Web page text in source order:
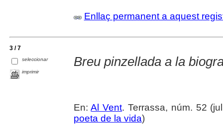
Enllaç permanent a aquest
3 / 7
seleccionar
imprimir
Breu pinzellada a la
En:Al Vent. Terrassa, núm. 52
poeta de la vida)